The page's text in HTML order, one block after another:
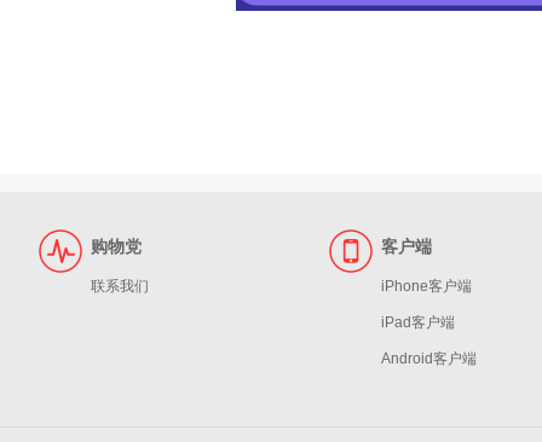
购物党
联系我们
客户端
iPhone客户端
iPad客户端
Android客户端